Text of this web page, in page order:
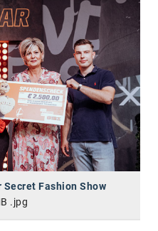
Fashion Show
.jpg